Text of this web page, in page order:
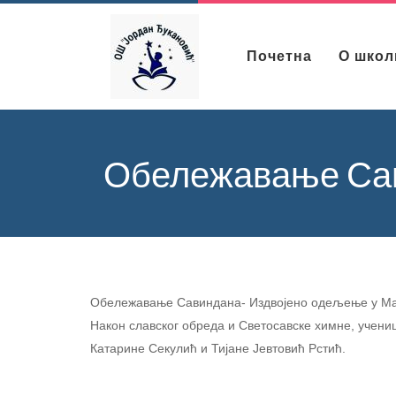
Почетна О
Обележавање
Обележавање Савиндана- Издвојено одељење у
Након славског обреда и Светосавске химне,
Катарине Секулић и Тијане Јевтовић Рстић.